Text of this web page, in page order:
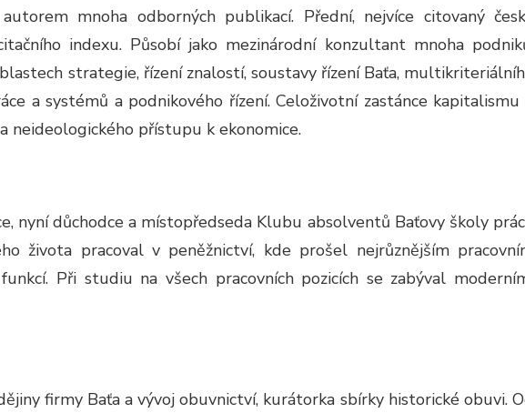
mnoha odborných publikací. Přední, nejvíce citovaný
indexu. Působí jako mezinárodní konzultant mnoha
strategie, řízení znalostí, soustavy řízení Baťa,
a systémů a podnikového řízení. Celoživotní zastánce kapitalismu
neideologického přístupu k ekonomice.
nyní důchodce a místopředseda Klubu absolventů Baťovy školy
života pracoval v peněžnictví, kde prošel nejrůznějším
Při studiu na všech pracovních pozicích se zabýval
firmy Baťa a vývoj obuvnictví, kurátorka sbírky historické obuvi.